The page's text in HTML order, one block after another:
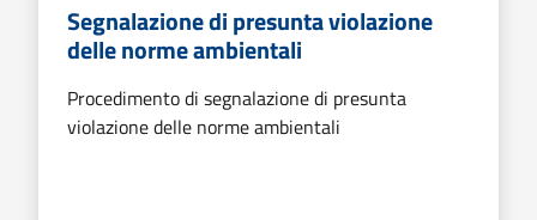
Segnalazione di presunta violazione
delle norme ambientali
Procedimento di segnalazione di presunta
violazione delle norme ambientali